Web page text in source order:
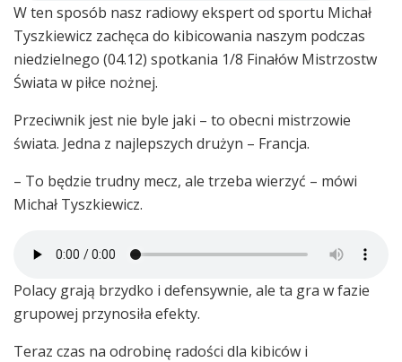
W ten sposób nasz radiowy ekspert od sportu Michał
Tyszkiewicz zachęca do kibicowania naszym podczas
niedzielnego (04.12) spotkania 1/8 Finałów Mistrzostw
Świata w piłce nożnej.
Przeciwnik jest nie byle jaki – to obecni mistrzowie
świata. Jedna z najlepszych drużyn – Francja.
– To będzie trudny mecz, ale trzeba wierzyć – mówi
Michał Tyszkiewicz.
Polacy grają brzydko i defensywnie, ale ta gra w fazie
grupowej przynosiła efekty.
Teraz czas na odrobinę radości dla kibiców i